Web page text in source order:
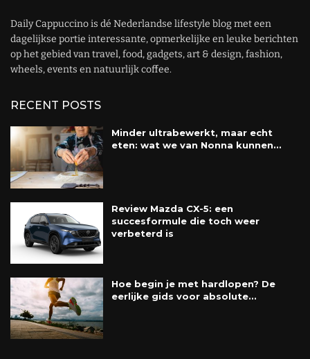
Daily Cappuccino is dé Nederlandse lifestyle blog met een
dagelijkse portie interessante, opmerkelijke en leuke berichten
op het gebied van travel, food, gadgets, art & design, fashion,
wheels, events en natuurlijk coffee.
RECENT POSTS
Minder ultrabewerkt, maar echt
eten: wat we van Nonna kunnen...
Review Mazda CX-5: een
succesformule die toch weer
verbeterd is
Hoe begin je met hardlopen? De
eerlijke gids voor absolute...